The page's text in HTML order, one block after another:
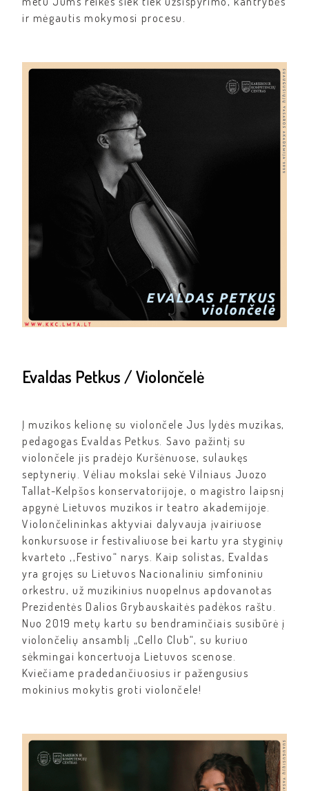
ir mėgautis mokymosi procesu.
Evaldas Petkus / Violončelė
Į muzikos kelionę su violončele Jus lydės muzikas,
pedagogas Evaldas Petkus. Savo pažintį su
violončele jis pradėjo Kuršėnuose, sulaukęs
septynerių. Vėliau mokslai sekė Vilniaus Juozo
Tallat-Kelpšos konservatorijoje, o magistro laipsnį
apgynė Lietuvos muzikos ir teatro akademijoje.
Violončelininkas aktyviai dalyvauja įvairiuose
konkursuose ir festivaliuose bei kartu yra styginių
kvarteto ,,Festivo“ narys. Kaip solistas, Evaldas
yra grojęs su Lietuvos Nacionaliniu simfoniniu
orkestru, už muzikinius nuopelnus apdovanotas
Prezidentės Dalios Grybauskaitės padėkos raštu.
Nuo 2019 metų kartu su bendraminčiais susibūrė į
violončelių ansamblį „Cello Club“, su kuriuo
sėkmingai koncertuoja Lietuvos scenose.
Kviečiame pradedančiuosius ir pažengusius
mokinius mokytis groti violončele!